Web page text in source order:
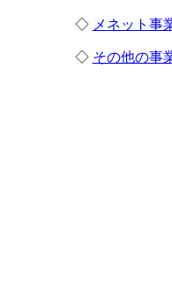
◇ メネット事
◇ その他の事